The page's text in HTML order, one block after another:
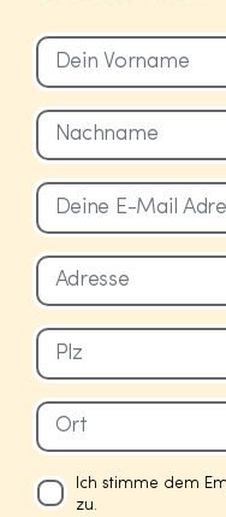
Ich stimme dem
zu.